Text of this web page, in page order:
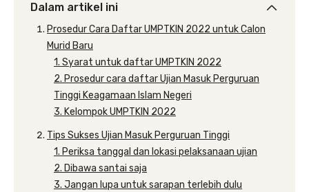
Dalam artikel ini
Prosedur Cara Daftar UMPTKIN 2022 untuk Calon
Murid Baru
1. Syarat untuk daftar UMPTKIN 2022
2. Prosedur cara daftar Ujian Masuk Perguruan
Tinggi Keagamaan Islam Negeri
3. Kelompok UMPTKIN 2022
Tips Sukses Ujian Masuk Perguruan Tinggi
1. Periksa tanggal dan lokasi pelaksanaan ujian
2. Dibawa santai saja
3. Jangan lupa untuk sarapan terlebih dulu